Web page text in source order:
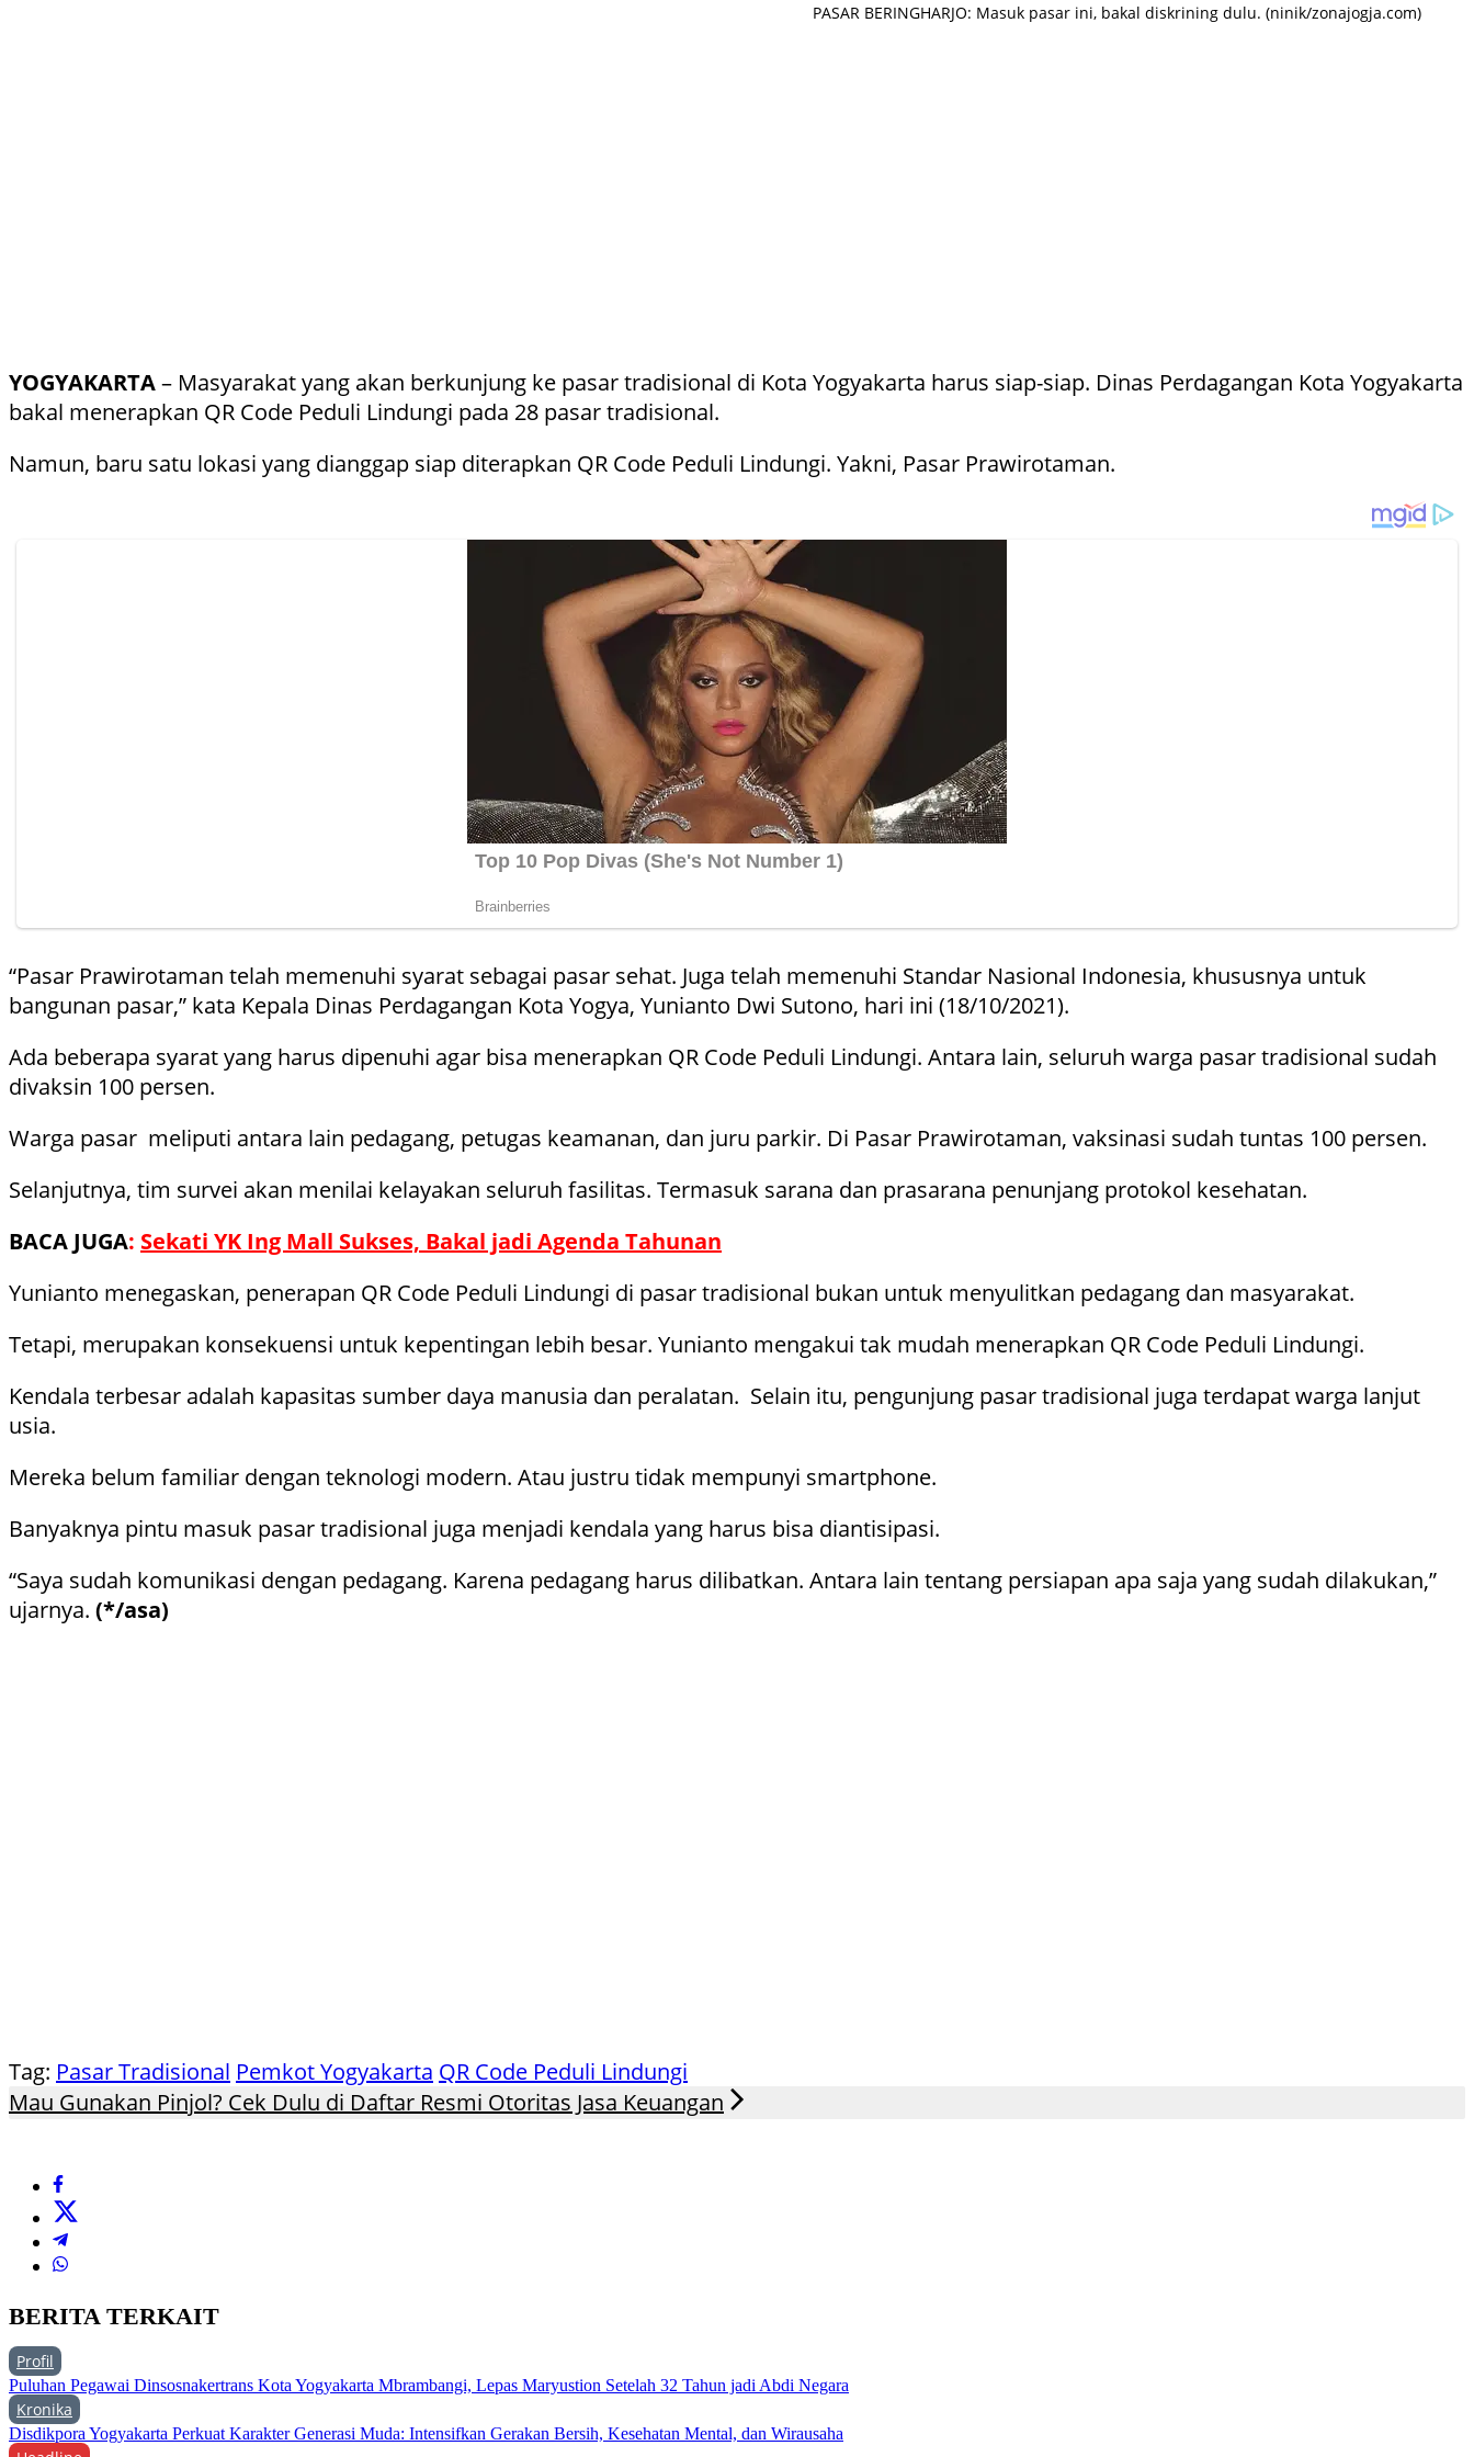
PASAR BERINGHARJO: Masuk pasar ini, bakal diskrining dulu. (ninik/zonajogja.com)
YOGYAKARTA– Masyarakat yang akan berkunjung ke pasar tradisional di Kota Yogyakarta harus siap-siap. Dinas Perdagangan Kota Yogyakarta
bakal menerapkan QR Code Peduli Lindungi pada 28 pasar tradisional.
Namun, baru satu lokasi yang dianggap siap diterapkan QR Code Peduli Lindungi. Yakni, Pasar Prawirotaman.
“Pasar Prawirotaman telah memenuhi syarat sebagai pasar sehat. Juga telah memenuhi Standar Nasional Indonesia, khususnya untuk
bangunan pasar,” kata Kepala Dinas Perdagangan Kota Yogya, Yunianto Dwi Sutono, hari ini (18/10/2021).
Ada beberapa syarat yang harus dipenuhi agar bisa menerapkan QR Code Peduli Lindungi. Antara lain, seluruh warga pasar tradisional sudah
divaksin 100 persen.
Warga pasar meliputi antara lain pedagang, petugas keamanan, dan juru parkir. Di Pasar Prawirotaman, vaksinasi sudah tuntas 100 persen.
Selanjutnya, tim survei akan menilai kelayakan seluruh fasilitas. Termasuk sarana dan prasarana penunjang protokol kesehatan.
BACA JUGA: Sekati YK Ing Mall Sukses, Bakal jadi Agenda Tahunan
Yunianto menegaskan, penerapan QR Code Peduli Lindungi di pasar tradisional bukan untuk menyulitkan pedagang dan masyarakat.
Tetapi, merupakan konsekuensi untuk kepentingan lebih besar. Yunianto mengakui tak mudah menerapkan QR Code Peduli Lindungi.
Kendala terbesar adalah kapasitas sumber daya manusia dan peralatan. Selain itu, pengunjung pasar tradisional juga terdapat warga lanjut
usia.
Mereka belum familiar dengan teknologi modern. Atau justru tidak mempunyi smartphone.
Banyaknya pintu masuk pasar tradisional juga menjadi kendala yang harus bisa diantisipasi.
“Saya sudah komunikasi dengan pedagang. Karena pedagang harus dilibatkan. Antara lain tentang persiapan apa saja yang sudah dilakukan,”
ujarnya. (*/asa)
Tag: Pasar Tradisional Pemkot Yogyakarta QR Code Peduli Lindungi
Mau Gunakan Pinjol? Cek Dulu di Daftar Resmi Otoritas Jasa Keuangan
BERITA TERKAIT
Profil
Puluhan Pegawai Dinsosnakertrans Kota Yogyakarta Mbrambangi, Lepas Maryustion Setelah 32 Tahun jadi Abdi Negara
Kronika
Disdikpora Yogyakarta Perkuat Karakter Generasi Muda: Intensifkan Gerakan Bersih, Kesehatan Mental, dan Wirausaha